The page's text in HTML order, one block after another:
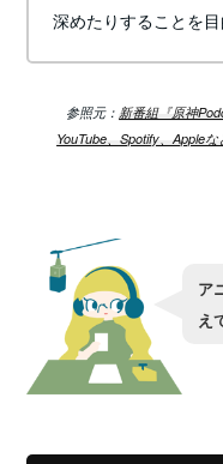
深めたりすることを目
参照元： 新番組『原神
YouTube、Spotify、Apple
ア
え